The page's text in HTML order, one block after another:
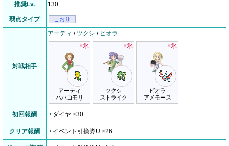
推奨Lv. 130
弱点タイプ こおり
対戦相手
アーティ / ツクシ / ビオラ
アーティ
ハハコモリ
×氷
ツクシ
ストライク
×氷
ビオラ
アメモース
×氷
初回報酬 ダイヤ ×30
クリア報酬 イベント引換券U ×26